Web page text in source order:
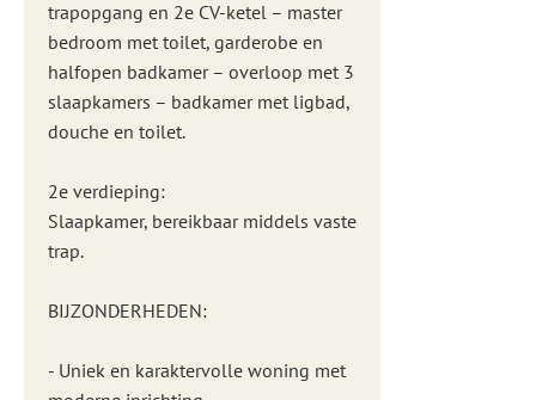
trapopgang en 2e CV-ketel – master
bedroom met toilet, garderobe en
halfopen badkamer – overloop met 3
slaapkamers – badkamer met ligbad,
douche en toilet.
2e verdieping:
Slaapkamer, bereikbaar middels vaste
trap.
BIJZONDERHEDEN:
- Uniek en karaktervolle woning met